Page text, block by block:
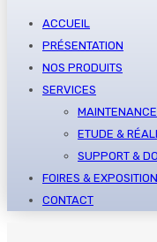
ACCUEIL
PRÉSENTATION
NOS PRODUITS
SERVICES
ETUDE &
SUPPORT &
FOIRES & EXPOSITION
CONTACT